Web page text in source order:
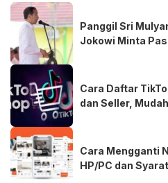
Panggil Sri
Jokowi Minta
Cara Daftar
dan Seller,
Cara Mengganti
HP/PC dan